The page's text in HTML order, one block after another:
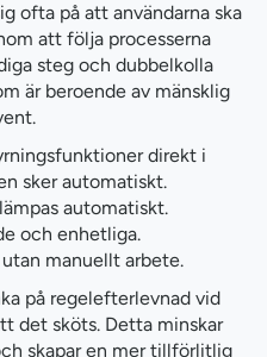
ofta på att användarna ska
att följa processerna
steg och dubbelkolla
är beroende av mänsklig
direkt i
sker automatiskt.
automatiskt.
och enhetliga.
manuellt arbete.
på regelefterlevnad vid
det sköts. Detta minskar
skapar en mer tillförlitlig